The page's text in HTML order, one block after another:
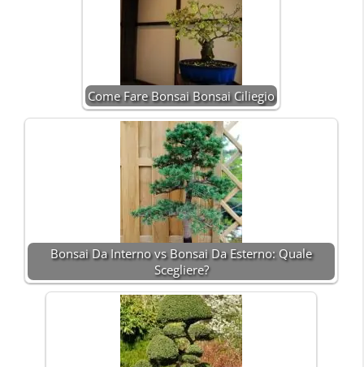
Come Fare Bonsai Bonsai Ciliegio
Bonsai Da Interno vs Bonsai Da Esterno: Quale
Scegliere?